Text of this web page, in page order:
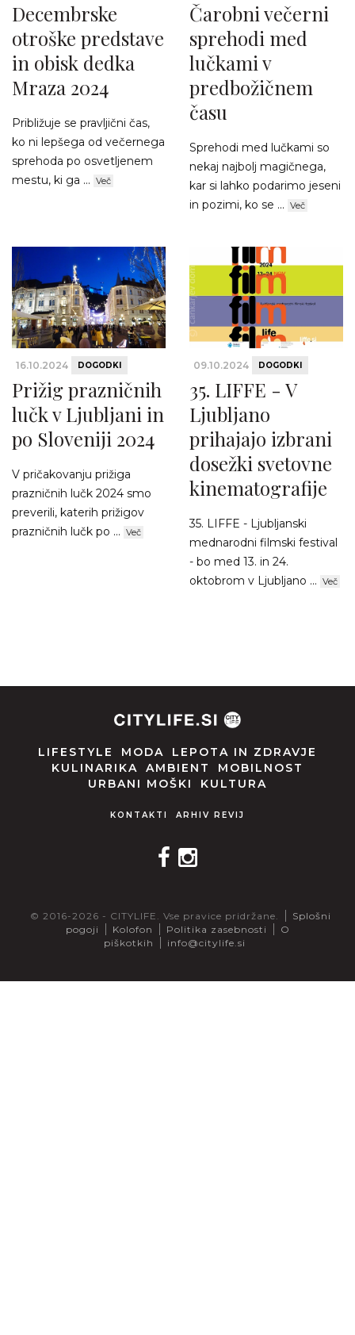
Decembrske
otroške predstave
in obisk dedka
Mraza 2024
Približuje se pravljični čas,
ko ni lepšega od večernega
sprehoda po osvetljenem
mestu, ki ga ... Več
Čarobni večerni
sprehodi med
lučkami v
predbožičnem
času
Sprehodi med lučkami so
nekaj najbolj magičnega,
kar si lahko podarimo jeseni
in pozimi, ko se ... Več
16.10.2024 DOGODKI
Prižig prazničnih
lučk v Ljubljani in
po Sloveniji 2024
V pričakovanju prižiga
prazničnih lučk 2024 smo
preverili, katerih prižigov
prazničnih lučk po ... Več
09.10.2024 DOGODKI
35. LIFFE - V
Ljubljano
prihajajo izbrani
dosežki svetovne
kinematografije
35. LIFFE - Ljubljanski
mednarodni filmski festival
- bo med 13. in 24.
oktobrom v Ljubljano ... Več
LIFESTYLE MODA
LEPOTA IN ZDRAVJE
KULINARIKA
AMBIENT
MOBILNOST
URBANI MOŠKI
KULTURA
KONTAKTI ARHIV REVIJ
© 2016-2026 - CITYLIFE. Vse pravice pridržane.
Splošni
pogoji
Kolofon Politika zasebnosti
O
piškotkih
info@citylife.si